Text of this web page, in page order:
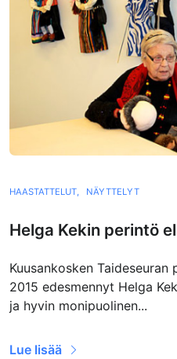
HAASTATTELUT, NÄYTTELYT
Helga Kekin perintö
Kuusankosken
2015 edesmennyt Helga
ja hyvin monipuolinen...
Lue lisää